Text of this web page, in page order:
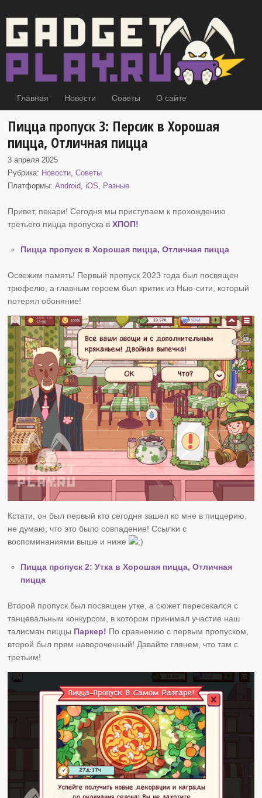
Главная Новости Советы О сайте
Пицца пропуск 3: Персик в Хорошая
пицца, Отличная пицца
3 апреля 2025
Рубрика: Новости,Советы
Платформы:Android, iOS, Разные
Привет, пекари! Сегодня мы приступаем к прохождению
третьего пицца пропуска вХПОП!
Пицца пропуск в Хорошая пицца, Отличная пицца
Освежим память! Первый пропуск 2023 года был посвящен
трюфелю, а главным героем был критик из Нью-сити, который
потерял обоняние!
Кстати, он был первый кто сегодня зашел ко мне в пиццерию,
не думаю, что это было совпадение! Ссылки с
воспоминаниями выше и ниже
Пицца пропуск 2: Утка в Хорошая пицца, Отличная
пицца
Второй пропуск был посвящен утке, а сюжет пересекался с
танцевальным конкурсом, в котором принимал участие наш
талисман пиццы Паркер! По сравнению с первым пропуском,
второй был прям навороченный! Давайте глянем, что там с
третьим!